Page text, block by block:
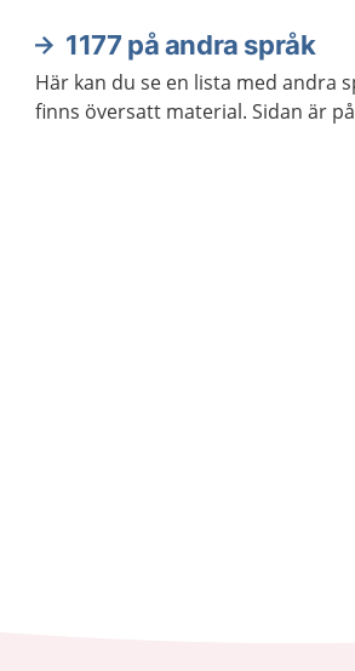
1177 på andra språk
Här kan du se en lista med andra
finns översatt material. Sidan är